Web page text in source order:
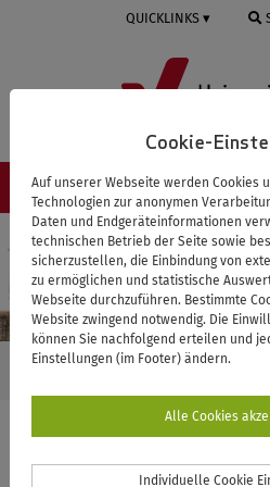
Cookie-
Auf unserer Webseite werden Cookies
Technologien zur anonymen
Daten und Endgeräteinformationen
technischen Betrieb der Seite sowie
sicherzustellen, die Einbindung von
zu ermöglichen und statistische
Webseite durchzuführen. Bestimmte
Website zwingend notwendig. Die
können Sie nachfolgend erteilen und
Einstellungen (im Footer) ändern.
Alle Cookies
Individuelle Cookie
QUICKLINKS
STARTSEITE SCIENCE-SHOP